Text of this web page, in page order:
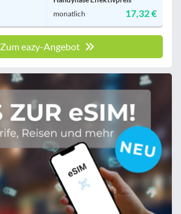
monatlich
17,32 €
Zum eazy-Angebot